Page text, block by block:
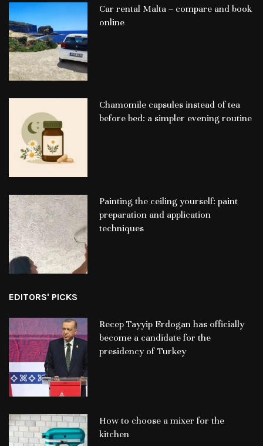
Car rental Malta – compare and book
online
Chamomile capsules instead of tea
before bed: a simpler evening routine
Painting the ceiling yourself: paint
preparation and application
techniques
EDITORS' PICKS
Recep Tayyip Erdogan has officially
become a candidate for the
presidency of Turkey
How to choose a mixer for the
kitchen